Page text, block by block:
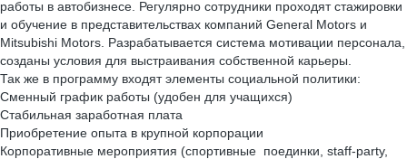
работы в автобизнесе. Регулярно сотрудники проходят стажировки
и обучение в представительствах компаний General Motors и
Mitsubishi Motors. Разрабатывается система мотивации персонала,
созданы условия для выстраивания собственной карьеры.
Так же в программу входят элементы социальной политики:
Сменный график работы (удобен для учащихся)
Стабильная заработная плата
Приобретение опыта в крупной корпорации
Корпоративные мероприятия (спортивные поединки, staff-party,